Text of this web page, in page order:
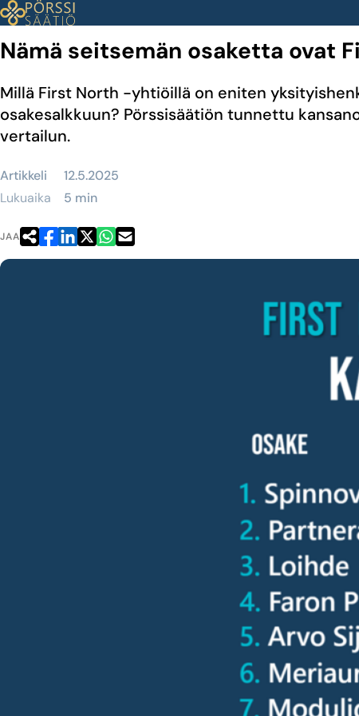
Siirry
sisältöön
Nämä seitsemän osaketta ovat
Millä First North -yhtiöillä on eniten
osakesalkkuun? Pörssisäätiön tunnettu
vertailun.
Artikkeli
12.5.2025
Lukuaika
5 min
JAA